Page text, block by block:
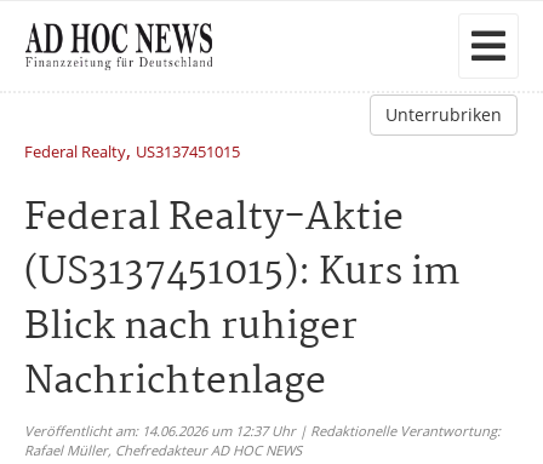
Unterrubriken
Federal Realty, US3137451015
Federal Realty-Aktie
(US3137451015): Kurs im
Blick nach ruhiger
Nachrichtenlage
Veröffentlicht am: 14.06.2026 um 12:37 Uhr | Redaktionelle Verantwortung:
Rafael Müller, Chefredakteur AD HOC NEWS